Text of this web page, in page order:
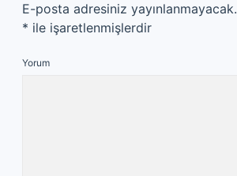
E-posta adresiniz yayınlanmayacak.
* ile işaretlenmişlerdir
Yorum